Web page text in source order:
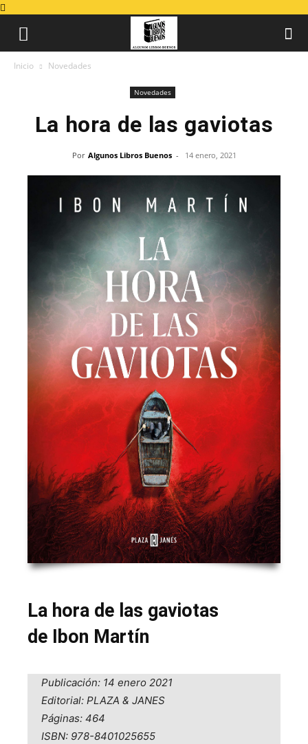
Inicio Novedades
Novedades
La hora de las gaviotas
Por Algunos Libros Buenos - 14 enero, 2021
La hora de las gaviotas
de Ibon Martín
Publicación: 14 enero 2021
Editorial: PLAZA & JANES
Páginas: 464
ISBN: 978-8401025655